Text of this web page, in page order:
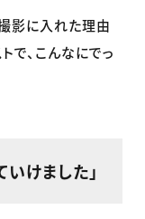
影に入れた理由
で、こんなにでっ
けました」